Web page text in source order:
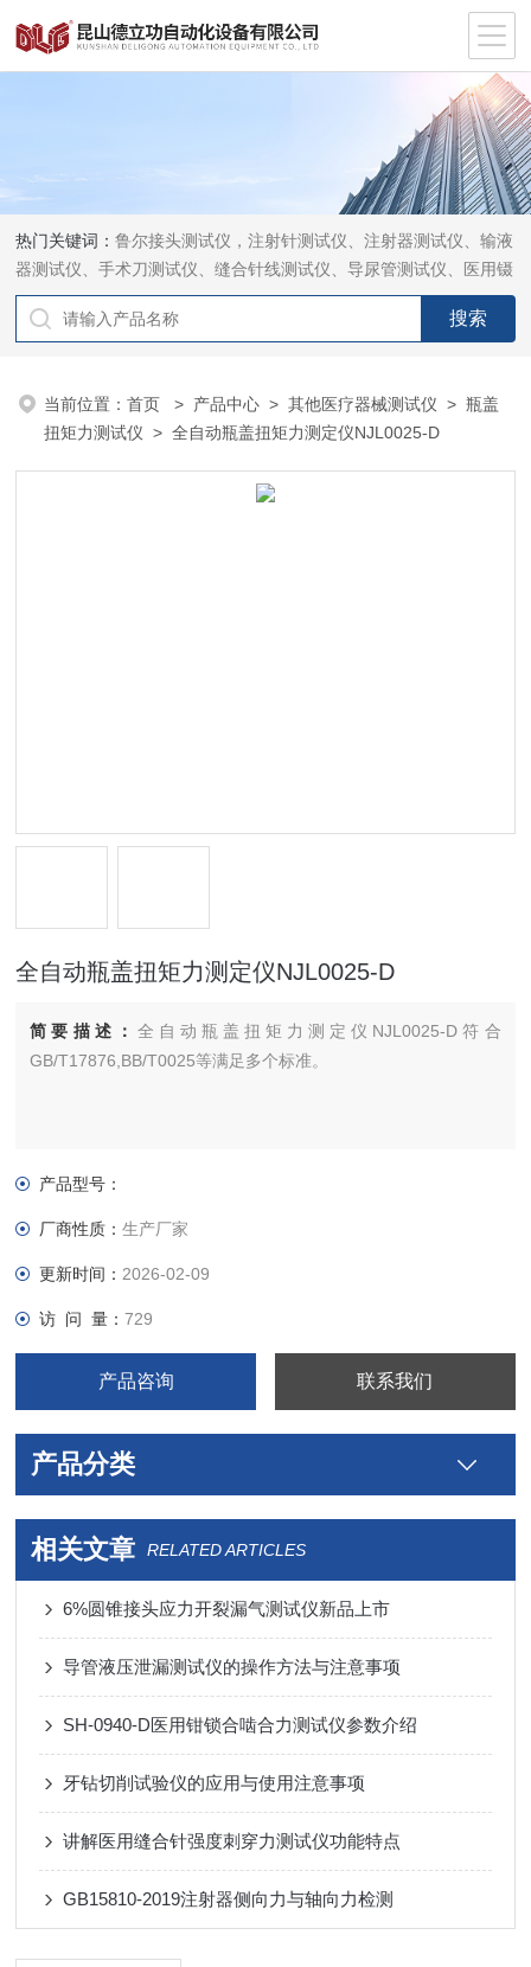
热门关键词：鲁尔接头测试仪，注射针测试仪、注射器测试仪、输液
器测试仪、手术刀测试仪、缝合针线测试仪、导尿管测试仪、医用镊
钳测试仪、导引管导丝测试仪、针灸针测试仪、留置针测试仪
当前位置：首页 > 产品中心 >其他医疗器械测试仪 >瓶盖
扭矩力测试仪 > 全自动瓶盖扭矩力测定仪NJL0025-D
全自动瓶盖扭矩力测定仪NJL0025-D
简要描述： 全自动瓶盖扭矩力测定仪NJL0025-D符合
GB/T17876,BB/T0025等满足多个标准。
产品型号：
厂商性质：生产厂家
更新时间： 2026-02-09
访 问 量：729
产品咨询 联系我们
产品分类
相关文章 RELATED ARTICLES
6%圆锥接头应力开裂漏气测试仪新品上市
导管液压泄漏测试仪的操作方法与注意事项
SH-0940-D医用钳锁合啮合力测试仪参数介绍
牙钻切削试验仪的应用与使用注意事项
讲解医用缝合针强度刺穿力测试仪功能特点
GB15810-2019注射器侧向力与轴向力检测